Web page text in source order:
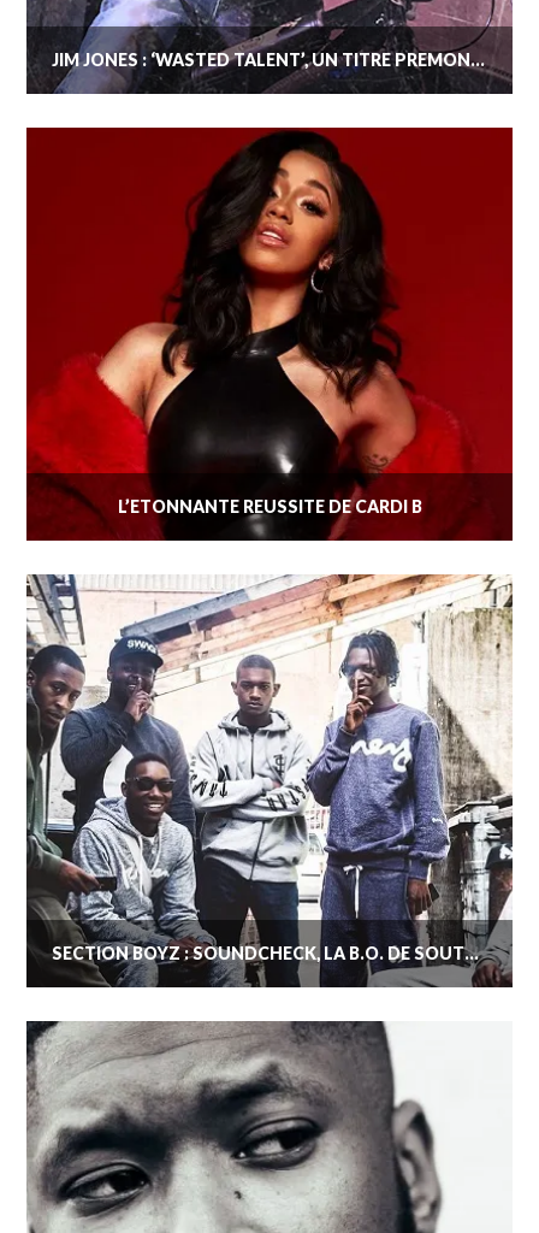
JIM JONES : ‘WASTED TALENT’, UN TITRE PRÉMONITOIRE ?
L’ÉTONNANTE RÉUSSITE DE CARDI B
SECTION BOYZ : SOUNDCHECK, LA B.O. DE SOUTH LONDON